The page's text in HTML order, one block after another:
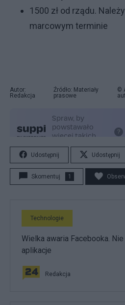
1500 zł od rządu.
marcowym terminie
Autor:
Redakcja
Źródło: Materiały
prasowe
©
Udostępnij Udostępnij
Skomentuj 1
Technologie
Wielka awaria Facebooka.
aplikacje
Redakcja